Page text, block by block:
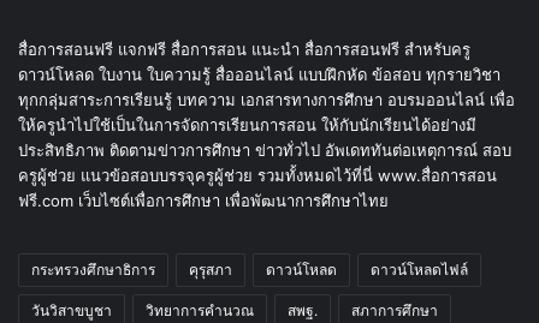
สื่อการสอนฟรี แจกฟรี สื่อการสอน แนะนำ สื่อการสอนฟรี สำหรับครู
ดาวน์โหลด ใบงาน ใบความรู้ สื่อออนไลน์ แบบฝึกหัด ข้อสอบ ทุกรายวิชา
ทุกกลุ่มสาระการเรียนรู้ บทความ เอกสารทางการศึกษา อบรมออนไลน์ เพื่อ
ให้ครูนำไปใช้เป็นในการจัดการเรียนการสอน ให้กับนักเรียนได้อย่างมี
ประสิทธิภาพ ติดตามข่าวการศึกษา ข่าวทั่วไป อัพเดททันต่อเหตุการณ์ สอบ
ครูผู้ช่วย แนวข้อสอบบรรจุครูผู้ช่วย รวมทั้งหมดไว้ที่นี่ www.สื่อการสอน
ฟรี.com เว็บไซต์เพื่อการศึกษา เพื่อพัฒนาการศึกษาไทย
กระทรวงศึกษาธิการ คุรุสภา ดาวน์โหลด ดาวน์โหลดไฟล์
วันวิสาขบูชา วิทยาการคำนวณ สพฐ. สภาการศึกษา